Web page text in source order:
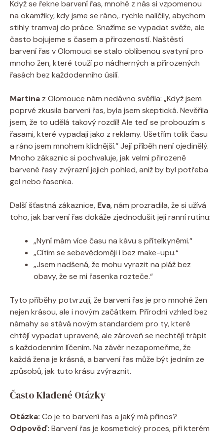
Když se řekne barvení řas, mnohé z nás si vzpomenou
na okamžiky, kdy jsme se ráno,. rychle nalíčily, abychom
stihly tramvaj do práce. Snažíme se vypadat svěže, ale
často bojujeme s časem a přirozeností. Naštěstí
barvení řas v Olomouci se stalo oblíbenou svatyní pro
mnoho žen, které touží po nádherných a přirozených
řasách bez každodenního úsilí.
Martina z Olomouce nám nedávno svěřila: „Když jsem
poprvé zkusila barvení řas, byla jsem skeptická. Nevěřila
jsem, že to udělá takový rozdíl! Ale teď se probouzím s
řasami, které vypadají jako z reklamy. Ušetřím tolik času
a ráno jsem mnohem klidnější.“ Její příběh není ojedinělý.
Mnoho zákaznic si pochvaluje, jak velmi přirozeně
barvené řasy zvýrazní jejich pohled, aniž by byl potřeba
gel nebo řasenka.
Další šťastná zákaznice, Eva, nám prozradila, že si užívá
toho, jak barvení řas dokáže zjednodušit její ranní rutinu:
„Nyní mám více času na kávu s přítelkyněmi.“
„Cítím se sebevědoměji i bez make-upu.“
„Jsem nadšená, že mohu vyrazit na pláž bez
obavy, že se mi řasenka rozteče.“
Tyto příběhy potvrzují, že barvení řas je pro mnohé žen
nejen krásou, ale i novým začátkem. Přírodní vzhled bez
námahy se stává novým standardem pro ty, které
chtějí vypadat upraveně, ale zároveň se nechtějí trápit
s každodenním líčením. Na závěr nezapomeňme, že
každá žena je krásná, a barvení řas může být jedním ze
způsobů, jak tuto krásu zvýraznit.
Často Kladené Otázky
Otázka: Co je to barvení řas a jaký má přínos?
Odpověď: Barvení řas je kosmetický proces, při kterém